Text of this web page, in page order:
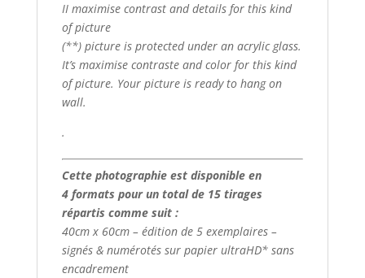
II maximise contrast and details for this kind
of picture
(**) picture is protected under an acrylic glass.
It’s maximise contraste and color for this kind
of picture. Your picture is ready to hang on
wall.
.
Cette photographie est disponible en
4 formats pour un total de 15 tirages
répartis comme suit :
40cm x 60cm – édition de 5 exemplaires –
signés & numérotés sur papier ultraHD* sans
encadrement